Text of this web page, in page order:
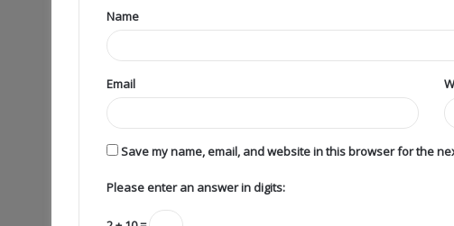
Name
Email
Save my name, email, and website in this browser for the
Please enter an answer in digits: